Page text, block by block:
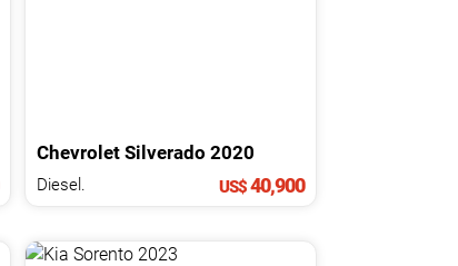
Chevrolet Silverado 2020
Diesel. US$40,900